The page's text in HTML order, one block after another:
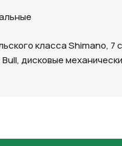
класса Shimano,
Bull, дисковые